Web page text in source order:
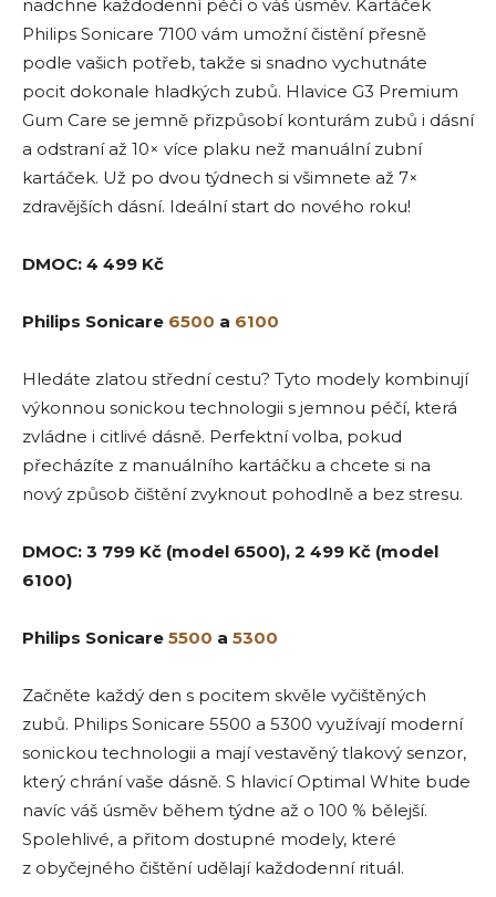
nadchne každodenní péčí o váš úsměv. Kartáček
Philips Sonicare 7100 vám umožní čistění přesně
podle vašich potřeb, takže si snadno vychutnáte
pocit dokonale hladkých zubů. Hlavice G3 Premium
Gum Care se jemně přizpůsobí konturám zubů i dásní
a odstraní až 10× více plaku než manuální zubní
kartáček. Už po dvou týdnech si všimnete až 7×
zdravějších dásní. Ideální start do nového roku!
DMOC: 4 499 Kč
Philips Sonicare 6500 a 6100
Hledáte zlatou střední cestu? Tyto modely kombinují
výkonnou sonickou technologii s jemnou péčí, která
zvládne i citlivé dásně. Perfektní volba, pokud
přecházíte z manuálního kartáčku a chcete si na
nový způsob čištění zvyknout pohodlně a bez stresu.
DMOC: 3 799 Kč (model 6500), 2 499 Kč (model
6100)
Philips Sonicare 5500 a 5300
Začněte každý den s pocitem skvěle vyčištěných
zubů. Philips Sonicare 5500 a 5300 využívají moderní
sonickou technologii a mají vestavěný tlakový senzor,
který chrání vaše dásně. S hlavicí Optimal White bude
navíc váš úsměv během týdne až o 100 % bělejší.
Spolehlivé, a přitom dostupné modely, které
z obyčejného čištění udělají každodenní rituál.